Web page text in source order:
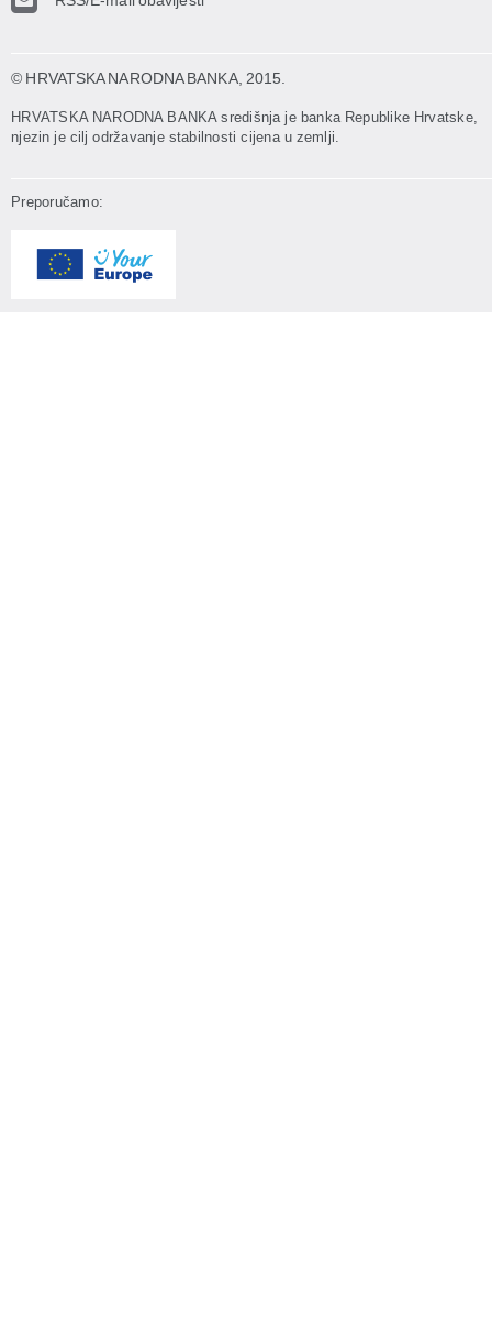
© HRVATSKA NARODNA BANKA, 2015.
HRVATSKA NARODNA BANKA središnja je banka Republike Hrvatske,
njezin je cilj održavanje stabilnosti cijena u zemlji.
Preporučamo: